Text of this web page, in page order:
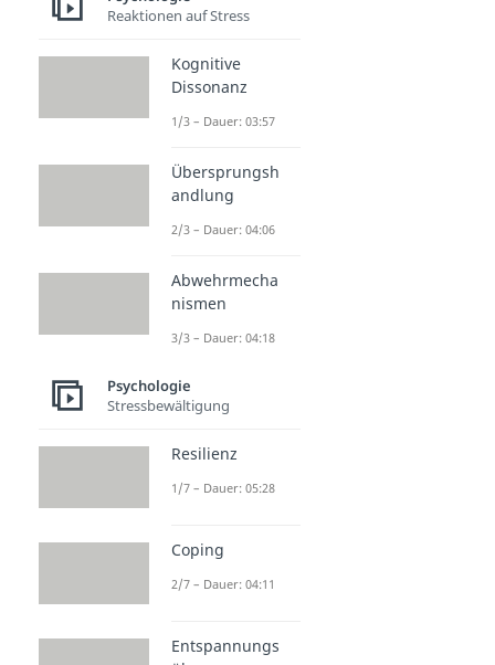
Reaktionen auf Stress
Kognitive
Dissonanz
1/3 – Dauer: 03:57
Übersprungsh
andlung
2/3 – Dauer: 04:06
Abwehrmecha
nismen
3/3 – Dauer: 04:18
Psychologie
Stressbewältigung
Resilienz
1/7 – Dauer: 05:28
Coping
2/7 – Dauer: 04:11
Entspannungs